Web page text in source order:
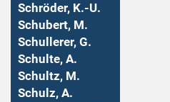
Schröder, K.-U.
Schubert, M.
Schullerer, G.
Schulte, A.
Schultz, M.
Schulz, A.